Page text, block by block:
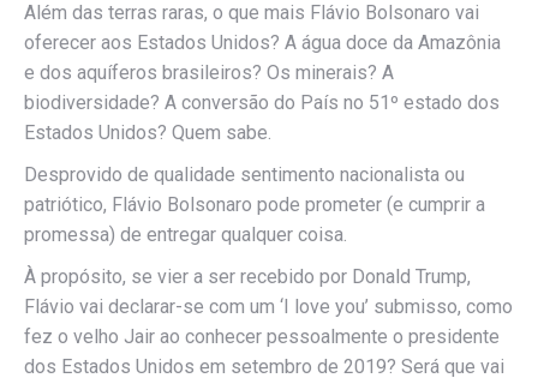
Além das terras raras, o que mais Flávio Bolsonaro vai
oferecer aos Estados Unidos? A água doce da Amazônia
e dos aquíferos brasileiros? Os minerais? A
biodiversidade? A conversão do País no 51º estado dos
Estados Unidos? Quem sabe.
Desprovido de qualidade sentimento nacionalista ou
patriótico, Flávio Bolsonaro pode prometer (e cumprir a
promessa) de entregar qualquer coisa.
À propósito, se vier a ser recebido por Donald Trump,
Flávio vai declarar-se com um ‘I love you’ submisso, como
fez o velho Jair ao conhecer pessoalmente o presidente
dos Estados Unidos em setembro de 2019? Será que vai